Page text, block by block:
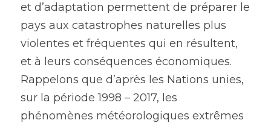
et d’adaptation permettent de préparer le
pays aux catastrophes naturelles plus
violentes et fréquentes qui en résultent,
et à leurs conséquences économiques.
Rappelons que d’après les Nations unies,
sur la période 1998 – 2017, les
phénomènes météorologiques extrêmes